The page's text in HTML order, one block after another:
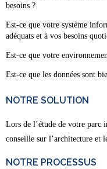
besoins ?
Est-ce que votre système
adéquats et à vos besoins
Est-ce que votre
Est-ce que les données sont
NOTRE SOLUTION
Lors de l’étude de votre parc
conseille sur l’architecture et
NOTRE PROCESSUS